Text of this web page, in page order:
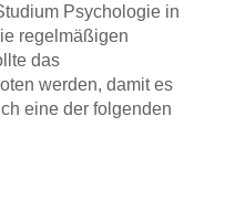
Psychologie in
regelmäßigen
das
werden, damit es
eine der folgenden